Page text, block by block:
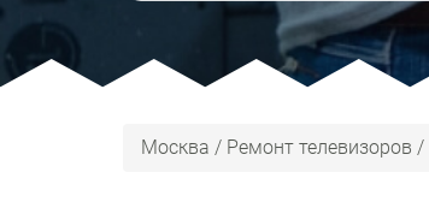
Москва / Ремонт телевизоров /